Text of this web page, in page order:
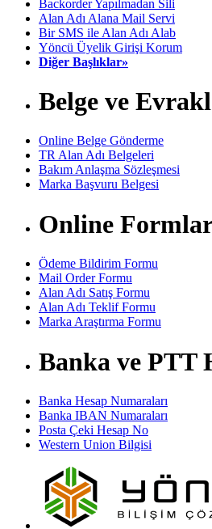
Backorder Yapılmadan Sili
Alan Adı Alana Mail Servi
Bir SMS ile Alan Adı Alab
Yöncü Üyelik Girişi Korum
Diğer Başlıklar»
Belge ve
Online Belge Gönderme
TR Alan Adı Belgeleri
Bakım Anlaşma Sözleşmesi
Marka Başvuru Belgesi
Online
Ödeme Bildirim Formu
Mail Order Formu
Alan Adı Satış Formu
Alan Adı Teklif Formu
Marka Araştırma Formu
Banka ve PTT
Banka Hesap Numaraları
Banka IBAN Numaraları
Posta Çeki Hesap No
Western Union Bilgisi